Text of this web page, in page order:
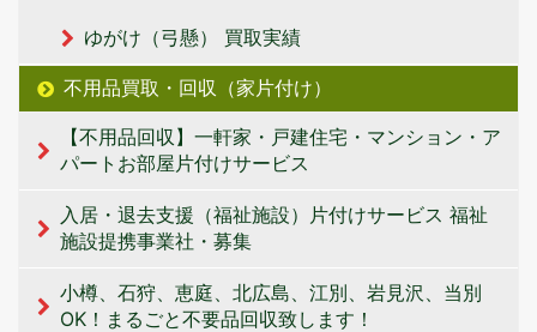
ゆがけ（弓懸） 買取実績
不用品買取・回収（家片付け）
【不用品回収】一軒家・戸建住宅・マンション・ア
パートお部屋片付けサービス
入居・退去支援（福祉施設）片付けサービス 福祉
施設提携事業社・募集
小樽、石狩、恵庭、北広島、江別、岩見沢、当別
OK！まるごと不要品回収致します！